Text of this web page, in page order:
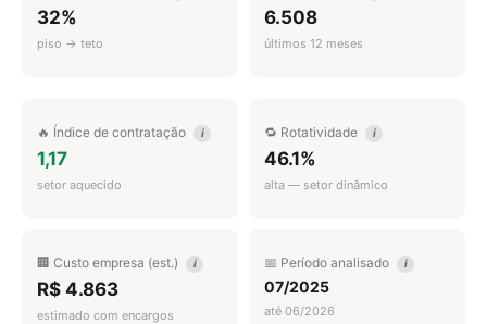
32%
piso → teto
6.508
últimos 12 meses
🔥 Índice de contratação i
1,17
setor aquecido
🔁 Rotatividade i
46.1%
alta — setor dinâmico
🏢 Custo empresa (est.) i
R$ 4.863
estimado com encargos
📅 Período analisado i
07/2025
até 06/2026